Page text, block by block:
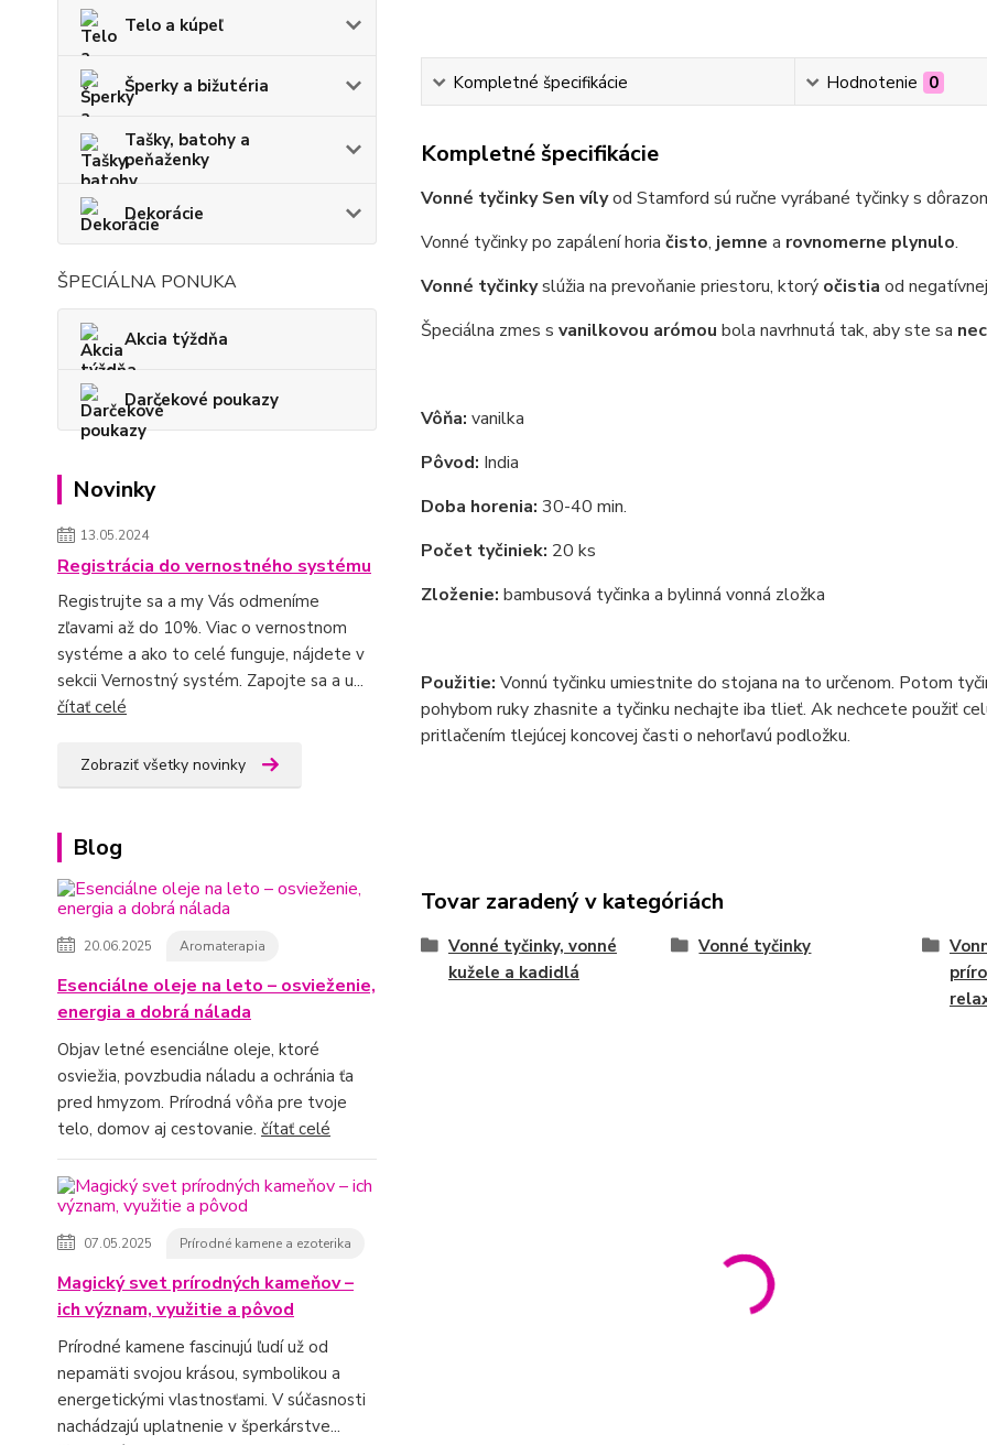
Telo a kúpeľ
Šperky a bižutéria
Tašky, batohy a
peňaženky
Dekorácie
ŠPECIÁLNA PONUKA
Akcia týždňa
Darčekové poukazy
Novinky
13.05.2024
Registrácia do vernostného systému
Registrujte sa a my Vás odmeníme
zľavami až do 10%. Viac o vernostnom
systéme a ako to celé funguje, nájdete v
sekcii Vernostný systém. Zapojte sa a u...
čítať celé
Zobraziť všetky novinky
Blog
20.06.2025 Aromaterapia
Esenciálne oleje na leto – osvieženie,
energia a dobrá nálada
Objav letné esenciálne oleje, ktoré
osviežia, povzbudia náladu a ochránia ťa
pred hmyzom. Prírodná vôňa pre tvoje
telo, domov aj cestovanie. čítať celé
07.05.2025 Prírodné kamene a ezoterika
Magický svet prírodných kameňov –
ich význam, využitie a pôvod
Prírodné kamene fascinujú ľudí už od
nepamäti svojou krásou, symbolikou a
energetickými vlastnosťami. V súčasnosti
nachádzajú uplatnenie v šperkárstve...
Kompletné špecifikácie Hodnotenie 0
Kompletné špecifikácie
Vonné tyčinky Sen vílyod Stamford sú ručne vyrábané tyčinky s
Vonné tyčinky po zapálení horia čisto, jemne a rovnomerne plynulo.
Vonné tyčinkyslúžia na prevoňanie priestoru, ktorý očistia od
Špeciálna zmes s vanilkovou arómou bola navrhnutá tak, aby ste sa
Vôňa: vanilka
Pôvod: India
Doba horenia: 30-40 min.
Počet tyčiniek: 20 ks
Zloženie: bambusová tyčinka a bylinná vonná zložka
Použitie: Vonnú tyčinku umiestnite do stojana na to určenom. Potom
pohybom ruky zhasnite a tyčinku nechajte iba tlieť. Ak nechcete použiť
pritlačením tlejúcej koncovej časti o nehorľavú podložku.
Tovar zaradený v kategóriách
Vonné tyčinky, vonné
kužele a kadidlá
Vonné tyčinky